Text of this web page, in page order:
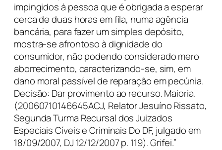
impingidos à pessoa que é obrigada a esperar
cerca de duas horas em fila, numa agência
bancária, para fazer um simples depósito,
mostra-se afrontoso à dignidade do
consumidor, não podendo considerado mero
aborrecimento, caracterizando-se, sim, em
dano moral passível de reparação em pecúnia.
Decisão: Dar provimento ao recurso. Maioria.
(20060710146645ACJ, Relator Jesuíno Rissato,
Segunda Turma Recursal dos Juizados
Especiais Cíveis e Criminais Do DF, julgado em
18/09/2007, DJ 12/12/2007 p. 119). Grifei.”